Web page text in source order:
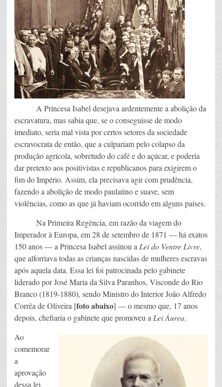
A Princesa Isabel desejava ardentemente a abolição da
escravatura, mas sabia que, se o conseguisse de modo
imediato, seria mal vista por certos setores da sociedade
escravocrata de então, que a culpariam pelo colapso da
produção agrícola, sobretudo do café e do açúcar, e poderia
dar pretexto aos positivistas e republicanos para exigirem o
fim do Império. Assim, ela precisava agir com prudência,
fazendo a abolição de modo paulatino e suave, sem
violências, como as que já haviam ocorrido em alguns países.
Na Primeira Regência, em razão da viagem do
Imperador à Europa, em 28 de setembro de 1871 — há exatos
150 anos — a Princesa Isabel assinou a Lei do Ventre Livre,
que alforriava todas as crianças nascidas de mulheres escravas
após aquela data. Essa lei foi patrocinada pelo gabinete
liderado por José Maria da Silva Paranhos, Visconde do Rio
Branco (1819-1880), sendo Ministro do Interior João Alfredo
Corrêa de Oliveira [foto abaixo] — o mesmo que, 17 anos
depois, chefiaria o gabinete que promoveu a Lei Áurea.
Ao
comemorar
a
aprovação
dessa lei,